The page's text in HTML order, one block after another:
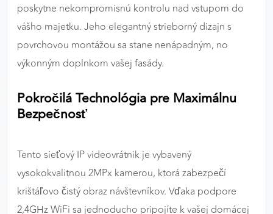
poskytne nekompromisnú kontrolu nad vstupom do
vášho majetku. Jeho elegantný strieborný dizajn s
povrchovou montážou sa stane nenápadným, no
výkonným doplnkom vašej fasády.
Pokročilá Technológia pre Maximálnu
Bezpečnosť
Tento sieťový IP videovrátnik je vybavený
vysokokvalitnou 2MPx kamerou, ktorá zabezpečí
krištáľovo čistý obraz návštevníkov. Vďaka podpore
2,4GHz WiFi sa jednoducho pripojíte k vašej domácej
zobrazovať cielenú a relevantnú reklamu, a to na
našom webe aj v reklamných sieťach tretích strán.